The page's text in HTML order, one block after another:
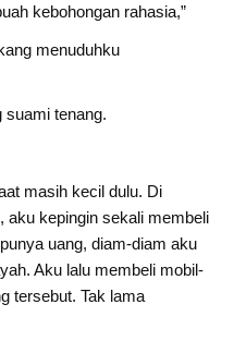
kebohongan rahasia,”
menuduhku
suami tenang.
masih kecil dulu. Di
aku kepingin sekali membeli
uang, diam-diam aku
Aku lalu membeli mobil-
tersebut. Tak lama